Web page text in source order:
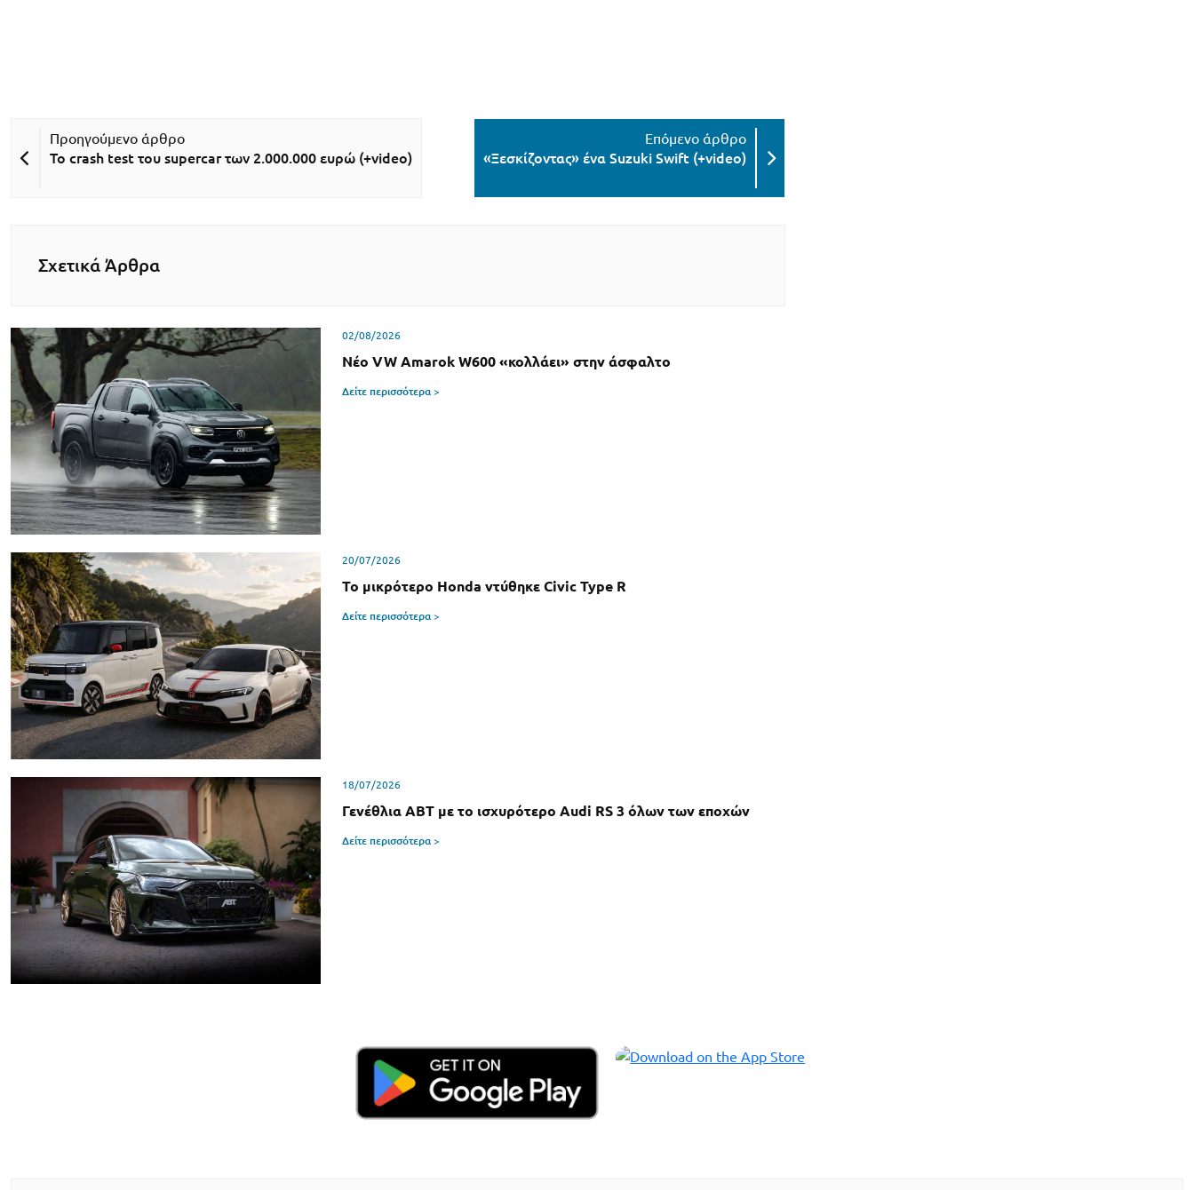
Το crash test του supercar των 2.000.000 ευρώ (+video) «Ξεσκίζοντας» ένα Suzuki Swift (+video)
Σχετικά Άρθρα
02/08/2026
Νέο VW Amarok W600 «κολλάει» στην άσφαλτο
Δείτε περισσότερα >
20/07/2026
Το μικρότερο Honda ντύθηκε Civic Type R
Δείτε περισσότερα >
18/07/2026
Γενέθλια ABT με το ισχυρότερο Audi RS 3 όλων των εποχών
Δείτε περισσότερα >